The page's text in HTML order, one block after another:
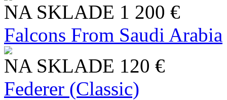
NA SKLADE 1 200 €
Falcons From Saudi Arabia
NA SKLADE 120 €
Federer (Classic)